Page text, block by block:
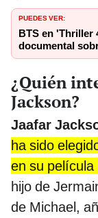
PUEDES VER:
BTS en 'Thriller
documental
¿Quién
Jackson?
Jaafar
ha sido
en su película
hijo de
de Michael,